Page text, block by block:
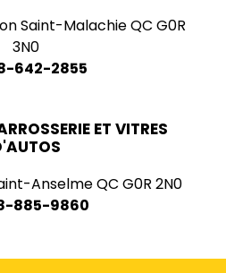
Saint-Malachie QC G0R
3N0
642-2855
ET VITRES
Anselme QC G0R 2N0
885-9860